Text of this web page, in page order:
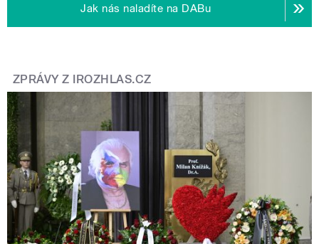
Jak nás naladíte na DABu
ZPRÁVY Z IROZHLAS.CZ